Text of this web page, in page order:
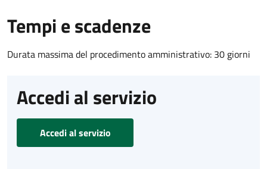
Tempi e scadenze
Durata massima del procedimento amministrativo: 30 giorni
Accedi al servizio
Accedi al servizio